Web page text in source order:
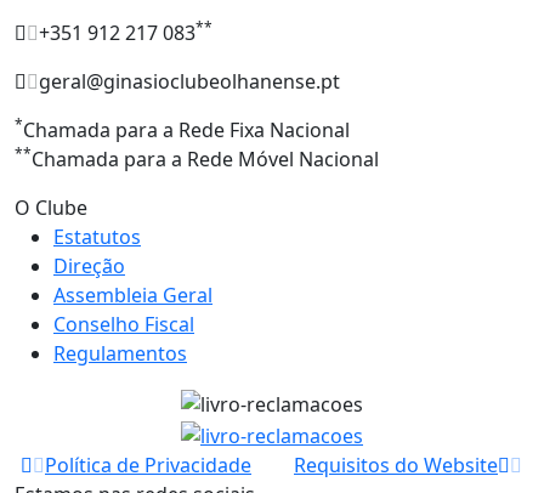
+351 912 217 083**
geral@ginasioclubeolhanense.pt
*Chamada para a Rede Fixa Nacional
**Chamada para a Rede Móvel Nacional
O Clube
Estatutos
Direção
Assembleia Geral
Conselho Fiscal
Regulamentos
Política de Privacidade
Requisitos do Website